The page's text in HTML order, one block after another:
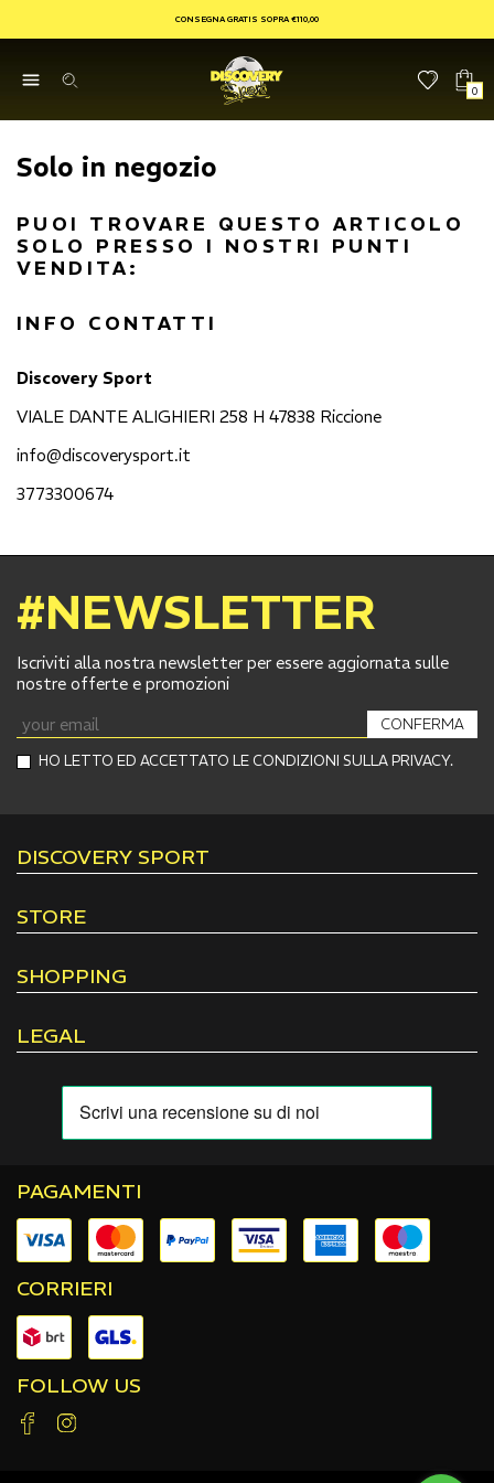
CONSEGNA GRATIS SOPRA €110,00
0
Solo in negozio
PUOI TROVARE QUESTO ARTICOLO
SOLO PRESSO I NOSTRI PUNTI
VENDITA:
INFO CONTATTI
Discovery Sport
VIALE DANTE ALIGHIERI 258 H 47838 Riccione
info@discoverysport.it
3773300674
#NEWSLETTER
Iscriviti alla nostra newsletter per essere aggiornata sulle
nostre offerte e promozioni
HO LETTO ED ACCETTATO LE CONDIZIONI SULLA PRIVACY.
CONFERMA
DISCOVERY SPORT
STORE
SHOPPING
LEGAL
PAGAMENTI
CORRIERI
FOLLOW US